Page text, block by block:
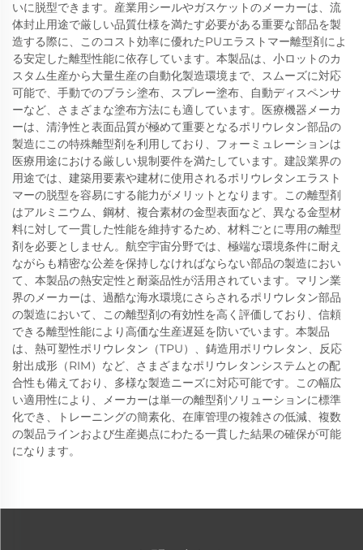
いに脱型できます。産業用シールやガスケットのメーカーは、流
体封止用途で厳しい品質仕様を満たす必要がある重要な部品を製
造する際に、このコスト効率に優れたPUエラストマー離型剤によ
る安定した離型性能に依存しています。本製品は、小ロットのカ
スタム生産から大量生産の自動化製造環境まで、スムーズに対応
可能で、手動でのブラシ塗布、スプレー塗布、自動ディスペンサ
ーなど、さまざまな塗布方法にも適しています。医療機器メーカ
ーは、清浄性と表面品質が極めて重要となるポリウレタン部品の
製造にこの特殊離型剤を利用しており、フォーミュレーションは
医療用途における厳しい規制要件を満たしています。建設業界の
用途では、建築用要素や建材に使用されるポリウレタンエラスト
マーの脱型を容易にする能力がメリットとなります。この離型剤
はアルミニウム、鋼材、複合素材の金型表面など、異なる金型材
料に対して一貫した性能を維持するため、材料ごとに専用の離型
剤を必要としません。航空宇宙分野では、極端な環境条件に耐え
ながらも精密な公差を保持しなければならない部品の製造におい
て、本製品の熱安定性と耐薬品性が活用されています。マリン業
界のメーカーは、過酷な海水環境にさらされるポリウレタン部品
の製造において、この離型剤の有効性を高く評価しており、信頼
できる離型性能により高価な生産遅延を防いでいます。本製品
は、熱可塑性ポリウレタン（TPU）、鋳造用ポリウレタン、反応
射出成形（RIM）など、さまざまなポリウレタンシステムとの配
合性も備えており、多様な製造ニーズに対応可能です。この幅広
い適用性により、メーカーは単一の離型剤ソリューションに標準
化でき、トレーニングの簡素化、在庫管理の複雑さの低減、複数
の製品ラインおよび生産拠点にわたる一貫した結果の確保が可能
になります。